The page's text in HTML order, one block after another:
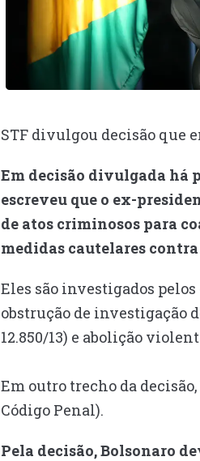
STF divulgou decisão que
Em decisão divulgada há
escreveu que o ex-
de atos criminosos para
medidas cautelares
Eles são investigados pelos
obstrução de investigação
12.850/13) e abolição
Em outro trecho da
Código Penal).
Pela decisão, Bolsonaro